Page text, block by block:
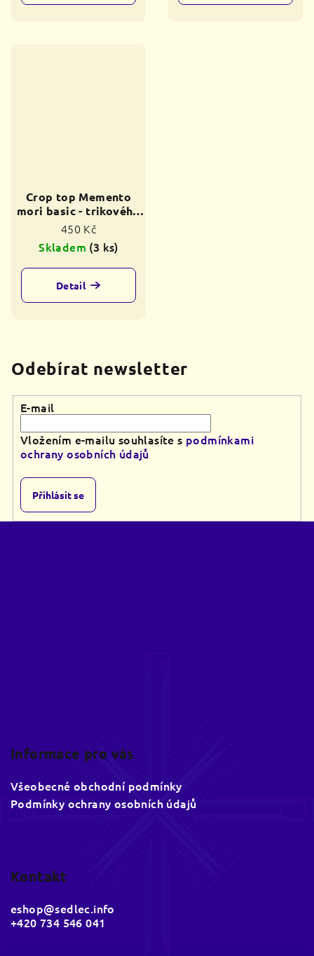
Crop top Memento
mori basic - trikového
typu
450 Kč
Skladem (3 ks)
Detail
Odebírat newsletter
E-mail
Vložením e-mailu souhlasíte s podmínkami
ochrany osobních údajů
Přihlásit se
Informace pro vás
Všeobecné obchodní podmínky
Podmínky ochrany osobních údajů
Kontakt
eshop@sedlec.info
+420 734 546 041